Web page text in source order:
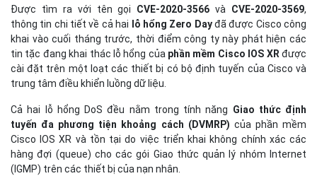
Được tìm ra với tên gọi CVE-2020-3566 và CVE-2020-3569,
thông tin chi tiết về cả hai
lỗ hổng Zero Dayđã được Cisco công
khai vào cuối tháng trước, thời điểm công ty này phát hiện các
tin tặc đang khai thác lỗ hổng của phần mềm Cisco IOS XRđược
cài đặt trên một loạt các thiết bị có bộ định tuyến của Cisco và
trung tâm điều khiển luồng dữ liệu.
Cả hai lỗ hổng DoS đều nằm trong tính năng Giao thức định
tuyến đa phương tiện khoảng cách (DVMRP) của phần mềm
Cisco IOS XR và tồn tại do việc triển khai không chính xác các
hàng đợi (queue) cho các gói Giao thức quản lý nhóm Internet
(IGMP) trên các thiết bị của nạn nhân.